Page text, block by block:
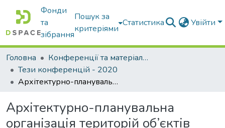
Фонди
та
зібрання
Пошук за
критеріями
Статистика Увійти
Головна
Конференції та матеріали конференцій
Тези конференцій - 2020
Архітектурно-планувальна організація територій об’єктів нерухомої культурної спадщини, м. Київ
Архітектурно-планувальна
організація територій об’єктів